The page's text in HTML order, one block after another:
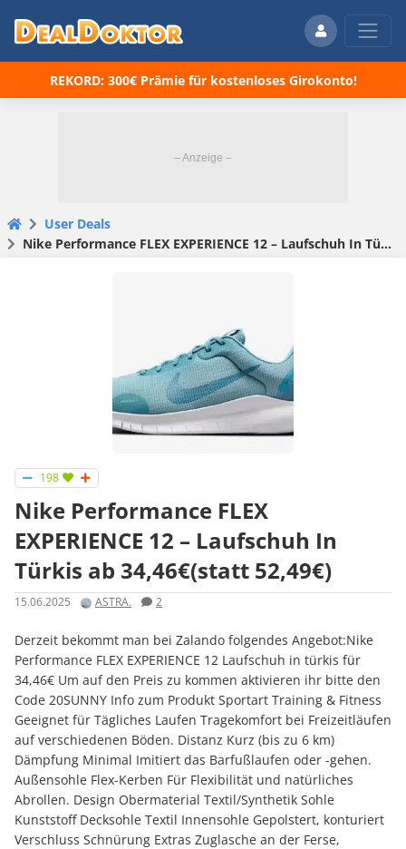
REKORD: 300€ Prämie für kostenloses Girokonto!
User Deals
Nike Performance FLEX EXPERIENCE 12 – Laufschuh In Türkis ab 34,46€(statt 52,49€)
198
Nike Performance FLEX
EXPERIENCE 12 – Laufschuh In
Türkis ab 34,46€(statt 52,49€)
15.06.2025 ASTRA. 2
Derzeit bekommt man bei Zalando folgendes Angebot:Nike
Performance FLEX EXPERIENCE 12 Laufschuh in türkis für
34,46€ Um auf den Preis zu kommen aktivieren ihr bitte den
Code 20SUNNY Info zum Produkt Sportart Training & Fitness
Geeignet für Tägliches Laufen Tragekomfort bei Freizeitläufen
auf verschiedenen Böden. Distanz Kurz (bis zu 6 km)
Dämpfung Minimal Imitiert das Barfußlaufen oder -gehen.
Außensohle Flex-Kerben Für Flexibilität und natürliches
Abrollen. Design Obermaterial Textil/Synthetik Sohle
Kunststoff Decksohle Textil Innensohle Gepolstert, konturiert
Verschluss Schnürung Extras Zuglasche an der Ferse,